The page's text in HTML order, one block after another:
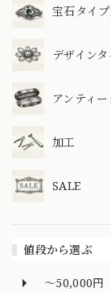
宝石タイ
デザイン
アンティ
加工
SALE
値段から選ぶ
～50,000円